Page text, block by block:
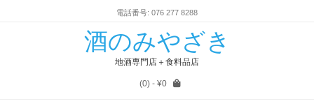
電話番号: 076 277 8288
酒のみやざき
地酒専門店＋食料品店
(0)- ¥0